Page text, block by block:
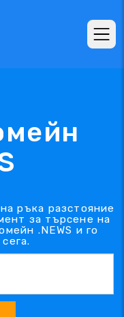
ръка разстояние
за търсене на
.NEWS и го